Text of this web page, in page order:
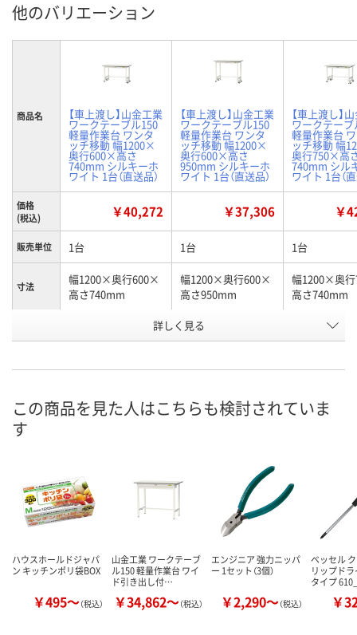
他のバリエーション
商品名 【車上渡し】山金工業
ワークテーブル150
軽量作業台 ワンタ
ッチ移動 幅1200×
奥行600×高さ
740mm シルキーホ
ワイト 1台（直送品）
【車上渡し】山金工業
ワークテーブル150
軽量作業台 ワンタ
ッチ移動 幅1200×
奥行600×高さ
950mm シルキーホ
ワイト 1台（直送品）
【車上渡し】
ワークテーブ
軽量作業台
ッチ移動 幅
奥行750×高
740mm シル
ワイト 1台（
価格
(税込)
￥40,272 ￥37,306 ￥
販売単位 1台 1台 1台
寸法
幅1200×奥行600×
高さ740mm
幅1200×奥行600×
高さ950mm
幅1200×奥
高さ740mm
X888755 X888722
8月25日（火）まで
カゴへ
詳しく見る
この商品を見た人はこちらも検討されていま
す
ハウスホールドジャパ
ン キッチンポリ袋BOX
￥495～（税込）
山金工業 ワークテーブ
ル150 軽量作業台 ワイ
ド引き出し付…
￥34,862～（税込）
エンジニア 強力ニッパ
ー 1セット（3個）
￥2,290～（税込）
ベッセル
リップド
タイプ
￥